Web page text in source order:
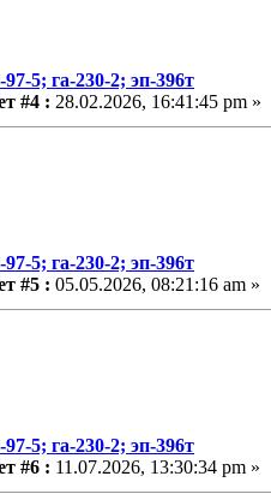
97-5; га-230-2; эп-396т
#4 : 28.02.2026, 16:41:45 pm »
97-5; га-230-2; эп-396т
#5 : 05.05.2026, 08:21:16 am »
97-5; га-230-2; эп-396т
#6 : 11.07.2026, 13:30:34 pm »